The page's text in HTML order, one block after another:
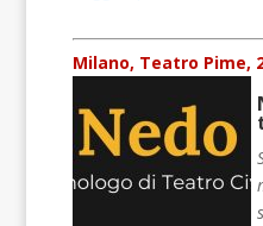
Milano, Teatro Pime,